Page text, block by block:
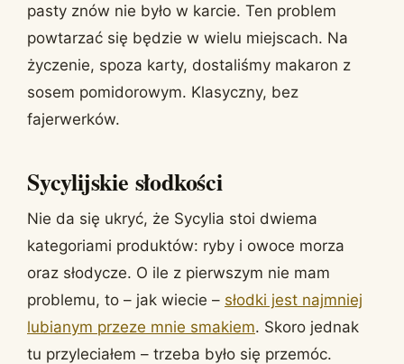
pasty znów nie było w karcie. Ten problem
powtarzać się będzie w wielu miejscach. Na
życzenie, spoza karty, dostaliśmy makaron z
sosem pomidorowym. Klasyczny, bez
fajerwerków.
Sycylijskie słodkości
Nie da się ukryć, że Sycylia stoi dwiema
kategoriami produktów: ryby i owoce morza
oraz słodycze. O ile z pierwszym nie mam
problemu, to – jak wiecie – słodki jest najmniej
lubianym przeze mnie smakiem. Skoro jednak
tu przyleciałem – trzeba było się przemóc.